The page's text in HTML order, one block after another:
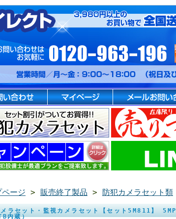
ージ > 販売終了製品 > 防犯カメラセット類
ラセット・監視カメラセット【セット5M811】
内蔵）